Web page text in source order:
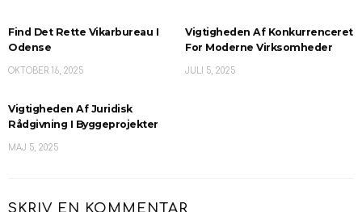
Find Det Rette Vikarbureau I
Odense
OKTOBER 16, 2025
Vigtigheden Af Konkurrenceret
For Moderne Virksomheder
JULI 5, 2025
Vigtigheden Af Juridisk
Rådgivning I Byggeprojekter
MAJ 5, 2025
SKRIV EN KOMMENTAR